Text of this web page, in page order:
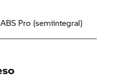
Pro (semiintegral)